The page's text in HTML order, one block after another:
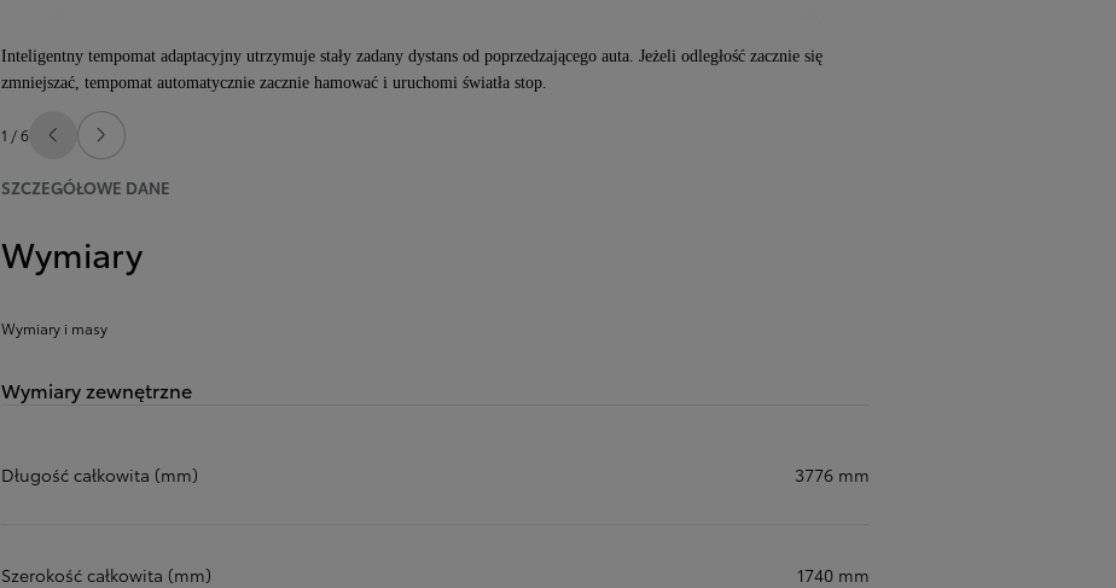
Inteligentny tempomat adaptacyjny utrzymuje stały zadany dystans od poprzedzającego auta. Jeżeli odległość zacznie się
zmniejszać, tempomat automatycznie zacznie hamować i uruchomi światła stop.
1 / 6 PoprzedniNastępny
SZCZEGÓŁOWE DANE
Wymiary
Wymiary i masy
Wymiary zewnętrzne
Długość całkowita (mm) 3776 mm
Szerokość całkowita (mm) 1740 mm